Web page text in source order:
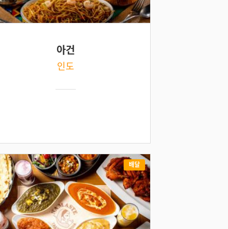
아건
인도
배달